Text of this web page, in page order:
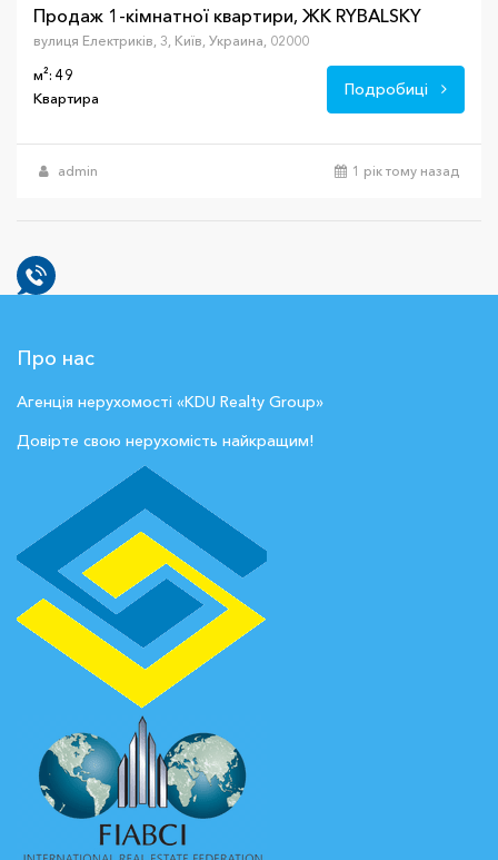
Продаж 1-кімнатної квартири, ЖК RYBALSKY
вулиця Електриків, 3, Київ, Украина, 02000
м²: 49
Квартира
Подробиці
admin 1 рік тому назад
Про нас
Агенція нерухомості «KDU Realty Group»
Довірте свою нерухомість найкращим!